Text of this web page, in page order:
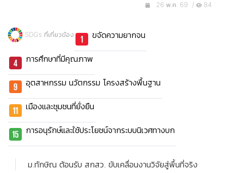
26 พ.ค. 69 / 84
SDGs ที่เกี่ยวข้อง ขจัดความยากจน
การศึกษาที่มีคุณภาพ
อุตสาหกรรม นวัตกรรม โครงสร้างพื้นฐาน
เมืองและชุมชนที่ยั่งยืน
การอนุรักษ์และใช้ประโยชน์จากระบบนิเวศทางบก
ม.ทักษิณ ต้อนรับ สกสว. ขับเคลื่อนงานวิจัยสู่พื้นที่จริง